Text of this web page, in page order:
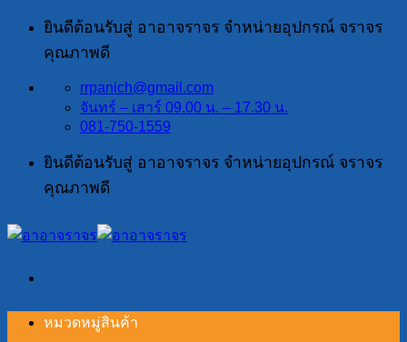
ข้าม
เนื้อหา
ยินดีต้อนรับสู่ อาอาจราจร จำหน่ายอุปกรณ์ จราจร
คุณภาพดี
rrpanich@gmail.com
จันทร์ – เสาร์ 09.00 น. – 17.30 น.
081-750-1559
ยินดีต้อนรับสู่ อาอาจราจร จำหน่ายอุปกรณ์ จราจร
คุณภาพดี
หมวดหมู่สินค้า